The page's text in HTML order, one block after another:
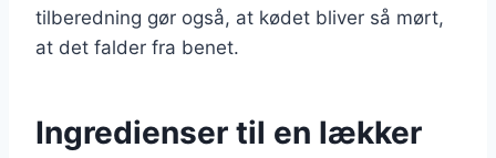
tilberedning gør også, at kødet bliver så mørt,
at det falder fra benet.
Ingredienser til en lækker